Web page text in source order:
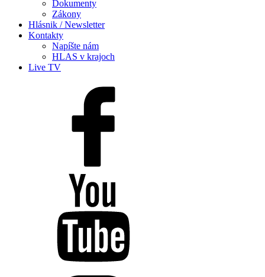
Dokumenty
Zákony
Hlásnik / Newsletter
Kontakty
Napíšte nám
HLAS v krajoch
Live TV